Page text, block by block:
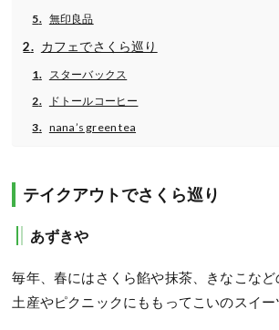
無印良品
カフェでさくら巡り
スターバックス
ドトールコーヒー
nana’s green tea
テイクアウトでさくら巡り
あずきや
毎年、春にはさくら餡や抹茶、きなこな
土産やピクニックにももってこいのスイー